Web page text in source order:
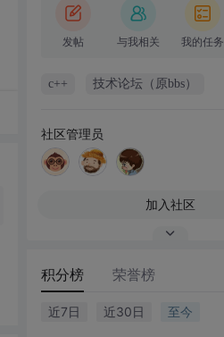
发帖 与我相关 我的任务
c++ 技术论坛（原bbs）
社区管理员
加入社区
积分榜 荣誉榜
近7日 近30日 至今